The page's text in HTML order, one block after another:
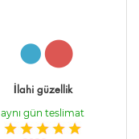
İlahi güzellik
aynı gün teslimat